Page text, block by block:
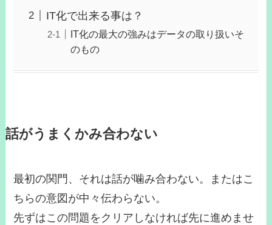
IT化で出来る事は？
IT化の最大の強みはデータの取り扱いそ
のもの
話がうまくかみ合わない
最初の関門、それは話が噛み合わない。またはこ
ちらの意図が中々伝わらない。
先ずはこの問題をクリアしなければ先に進めませ